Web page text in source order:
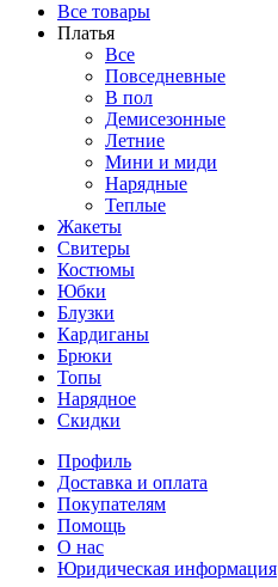
Все товары
Платья
Все
Повседневные
В пол
Демисезонные
Летние
Мини и миди
Нарядные
Теплые
Жакеты
Свитеры
Костюмы
Юбки
Блузки
Кардиганы
Брюки
Топы
Нарядное
Скидки
Профиль
Доставка и оплата
Покупателям
Помощь
О нас
Юридическая информация